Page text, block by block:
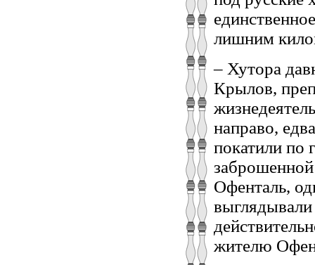
лишним
– Хутора
Крылов,
направо,
покатили
Офенталь,
жителю